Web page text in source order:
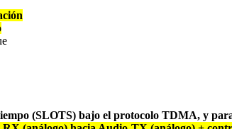
(SLOTS) bajo el protocolo TDMA, y